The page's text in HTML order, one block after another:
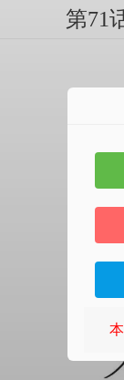
第71